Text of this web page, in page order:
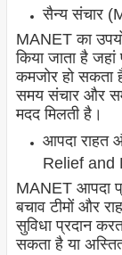
सैन्य संचार
MANET का
किया जाता है जहां
कमजोर हो सकता
समय संचार और
मदद मिलती है।
आपदा राहत
Relief and
MANET आपदा
बचाव टीमों और
सुविधा प्रदान
सकता है या